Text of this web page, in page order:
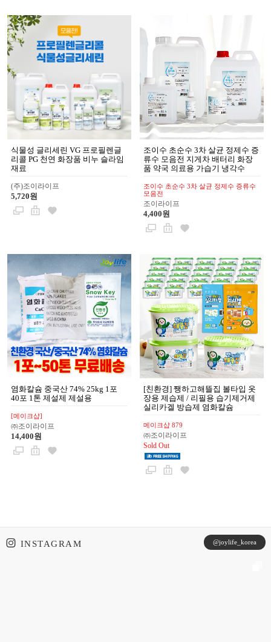
식물성 글리세린 VG 프로필렌글
리콜 PG 천연 화장품 비누 슬라임
재료
(주)조이라이프
5,720원
조이수 초순수 3차 살균 정제수 증
류수 모음전 지게차 배터리 화장
품 약국 의료용 가습기 냉각수
조이수 초순수 3차 살균 정제수 증류수
모음전
조이라이프
4,400원
염화칼슘 중국산 74% 25kg 1포
40포 1톤 제설제 제설용
[메이크샵]
㈜조이라이프
14,400원
[친환경] 쨍하고해뜰집 볼타입 옷
장용 제습제 / 리필용 습기제거제
실리카겔 방습제 염화칼슘
메이크샵 879
㈜조이라이프
Sold Out
INSTAGRAM @joylife_korea